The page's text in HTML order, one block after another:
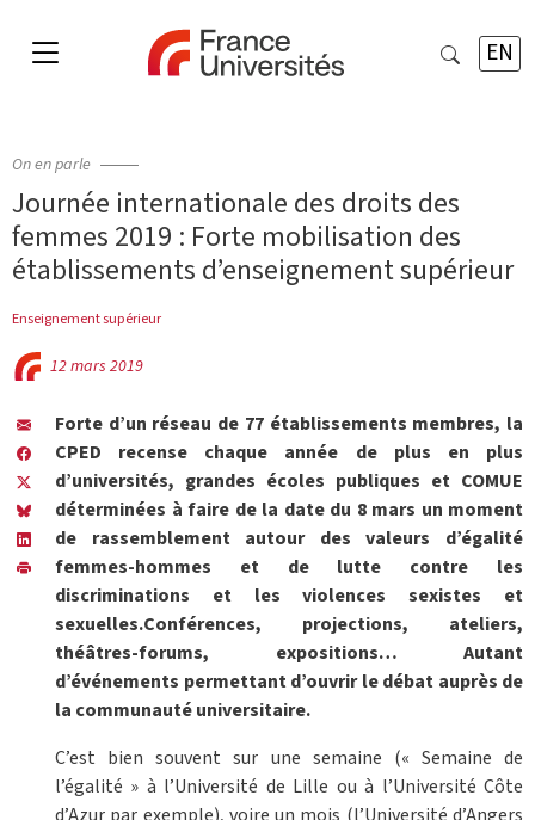
EN
On en parle
Journée internationale des droits des
femmes 2019 : Forte mobilisation des
établissements d’enseignement supérieur
Enseignement supérieur
12 mars 2019
Forte d’un réseau de 77 établissements membres, la
CPED recense chaque année de plus en plus
d’universités, grandes écoles publiques et COMUE
déterminées à faire de la date du 8 mars un moment
de rassemblement autour des valeurs d’égalité
femmes-hommes et de lutte contre les
discriminations et les violences sexistes et
sexuelles.Conférences, projections, ateliers,
théâtres-forums, expositions… Autant
d’événements permettant d’ouvrir le débat auprès de
la communauté universitaire.
C’est bien souvent sur une semaine (« Semaine de
l’égalité » à l’Université de Lille ou à l’Université Côte